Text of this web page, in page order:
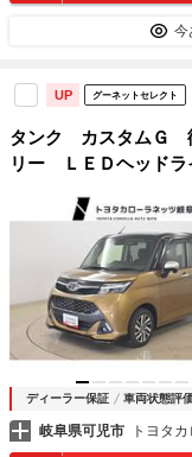
今
UP グーネットセレクト
タンク カスタムＧ
リー ＬＥＤヘッド
止システム ナビＴ
ル スマートキー パ
ディーラー保証 車両状態評
岐阜県可児市 トヨタ